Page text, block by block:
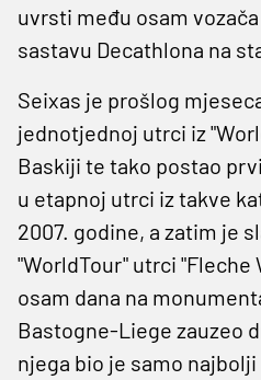
uvrsti među osam
sastavu Decathlona na
Seixas je prošlog
jednotjednoj utrci iz
Baskiji te tako postao
u etapnoj utrci iz takve
2007. godine, a zatim je
"WorldTour" utrci "Fleche
osam dana na
Bastogne-Liege zauzeo
njega bio je samo